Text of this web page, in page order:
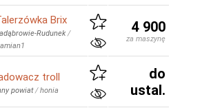
Brix
Rudunek/
4 900
za maszynę
troll
powiat/honia
do
ustal.